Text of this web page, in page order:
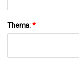
Thema:*